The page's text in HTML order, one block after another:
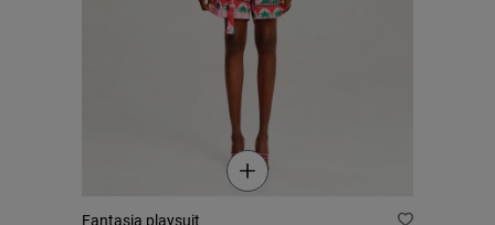
Fantasia playsuit